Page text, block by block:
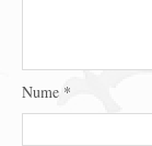
Nume *